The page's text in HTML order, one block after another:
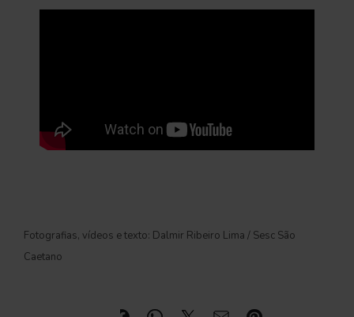
Fotografias, vídeos e texto: Dalmir Ribeiro Lima / Sesc São
Caetano